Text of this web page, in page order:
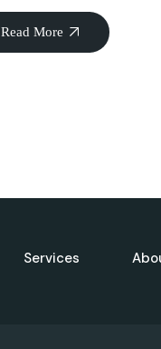
Read More
Services